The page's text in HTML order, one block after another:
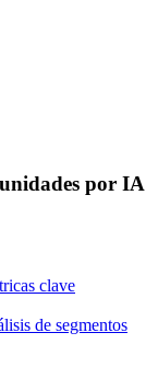
por IA
clave
de segmentos